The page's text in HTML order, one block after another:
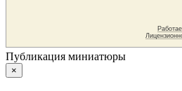
Публикация миниатюры
×